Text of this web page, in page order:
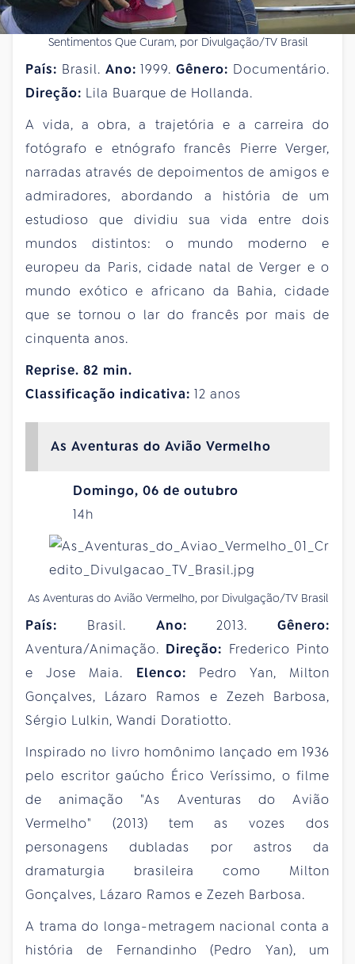
Sentimentos Que Curam, por Divulgação/TV Brasil
País: Brasil. Ano:1999.Gênero: Documentário.
Direção: Lila Buarque de Hollanda.
A vida, a obra, a trajetória e a carreira do
fotógrafo e etnógrafo francês Pierre Verger,
narradas através de depoimentos de amigos e
admiradores, abordando a história de um
estudioso que dividiu sua vida entre dois
mundos distintos: o mundo moderno e
europeu da Paris, cidade natal de Verger e o
mundo exótico e africano da Bahia, cidade
que se tornou o lar do francês por mais de
cinquenta anos.
Reprise. 82 min.
Classificação indicativa: 12 anos
As Aventuras do Avião Vermelho
Domingo, 06 de outubro
14h
As Aventuras do Avião Vermelho, por Divulgação/TV Brasil
País: Brasil. Ano:2013. Gênero:
Aventura/Animação. Direção: Frederico Pinto
e Jose Maia. Elenco: Pedro Yan, Milton
Gonçalves, Lázaro Ramos e Zezeh Barbosa,
Sérgio Lulkin, Wandi Doratiotto.
Inspirado no livro homônimo lançado em 1936
pelo escritor gaúcho Érico Veríssimo, o filme
de animação "As Aventuras do Avião
Vermelho" (2013) tem as vozes dos
personagens dubladas por astros da
dramaturgia brasileira como Milton
Gonçalves, Lázaro Ramos e Zezeh Barbosa.
A trama do longa-metragem nacional conta a
história de Fernandinho (Pedro Yan), um